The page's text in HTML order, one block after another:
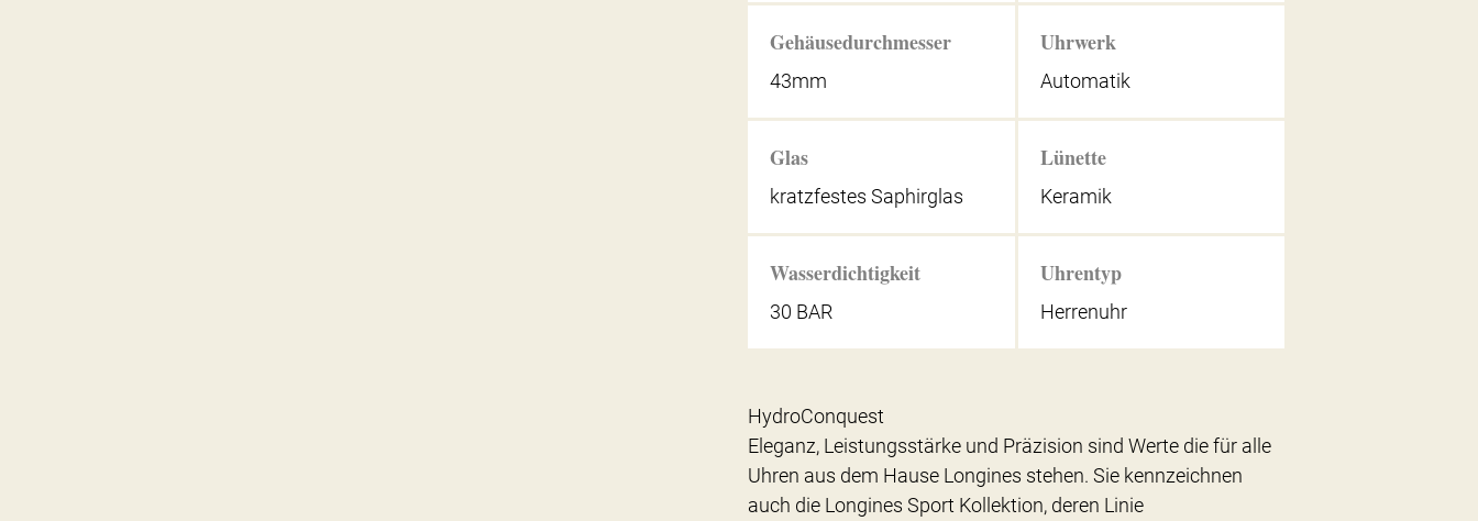
Gehäusedurchmesser
43mm
Uhrwerk
Automatik
Glas
kratzfestes Saphirglas
Lünette
Keramik
Wasserdichtigkeit
30 BAR
Uhrentyp
Herrenuhr
HydroConquest
Eleganz, Leistungsstärke und Präzision sind Werte die für alle
Uhren aus dem Hause Longines stehen. Sie kennzeichnen
auch die Longines Sport Kollektion, deren Linie